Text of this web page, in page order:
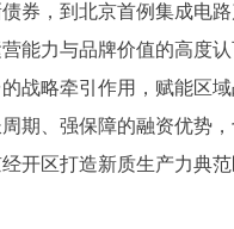
券，到北京首例集成电
能力与品牌价值的高度
战略牵引作用，赋能区
期、强保障的融资优势
开区打造新质生产力典